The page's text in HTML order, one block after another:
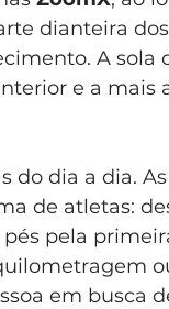
dianteira
A sola
e a mais
do dia a dia.
de atletas:
pela
em busca